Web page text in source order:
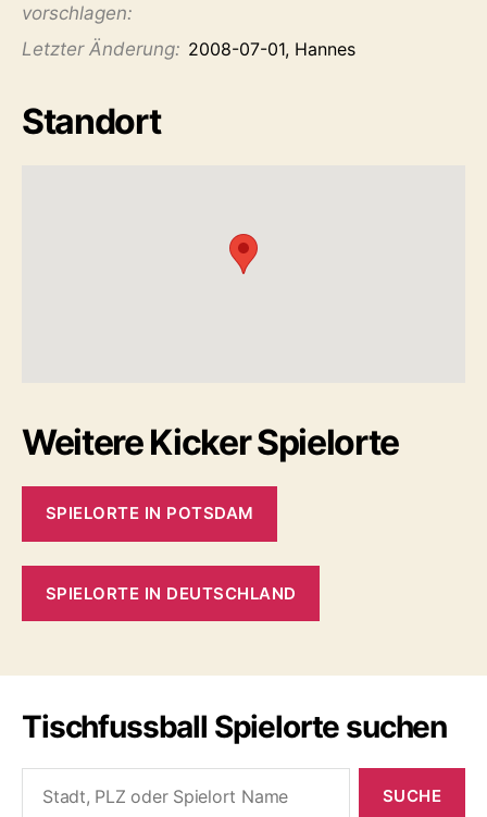
vorschlagen:
Letzter Änderung: 2008-07-01, Hannes
Standort
Weitere Kicker Spielorte
SPIELORTE IN POTSDAM
SPIELORTE IN DEUTSCHLAND
Tischfussball Spielorte suchen